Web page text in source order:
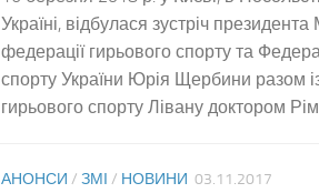
Україні, відбулася зустріч
федерації гирьового спорту та
спорту України Юрія Щербини разом
гирьового спорту Лівану доктором Рім
АНОНСИ / ЗМІ / НОВИНИ 03.11.2017